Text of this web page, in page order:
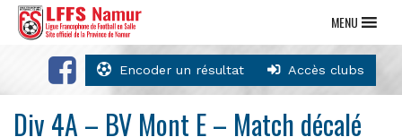
Encoder un résultat Accès clubs
MENU
Div 4A – BV Mont E – Match décalé